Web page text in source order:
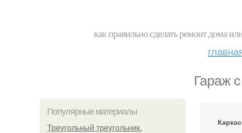
как правильно сделать ремонт дома
Гараж
Популярные материалы
Треугольный треугольник.